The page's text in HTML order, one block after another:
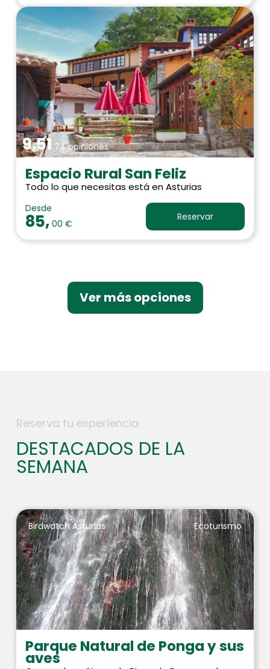
9,5174 opiniones
Espacio Rural San Feliz
Todo lo que necesitas está en Asturias
Desde
85, 00 €
Reservar
Ver más opciones
Reserva tu experiencia
DESTACADOS DE LA
SEMANA
Birdwatch Asturias Ecoturismo
Parque Natural de Ponga y sus
aves